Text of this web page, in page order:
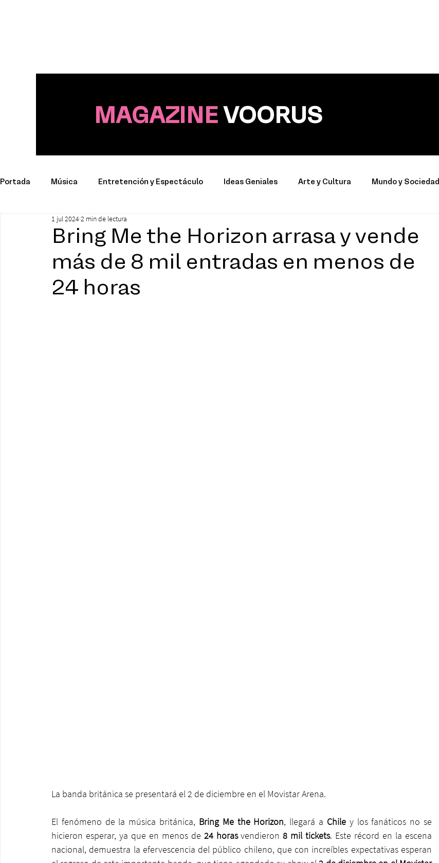
MAGAZINE VOORUS
Portada Música Entretención y Espectáculo Ideas Geniales Arte y Cultura Mundo y Sociedad
Productos y Marcas
Bring Me the Horizon arrasa y vende
más de 8 mil entradas en menos de
24 horas
1 jul 20242 min de lectura
La banda británica se presentará el 2 de diciembre en el Movistar Arena.
El fenómeno de la música británica, Bring Me the Horizon, llegará a Chile y los fanáticos no se
hicieron esperar, ya que en menos de 24 horas vendieron 8 mil tickets. Este récord en la escena
nacional, demuestra la efervescencia del público chileno, que con increíbles expectativas esperan